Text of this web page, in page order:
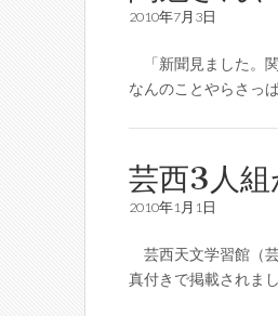
2010年7月3日
「新聞見ました。
なんのことやらさっ
芸西3人
2010年1月1日
芸西天文学習館（
真付きで掲載されま